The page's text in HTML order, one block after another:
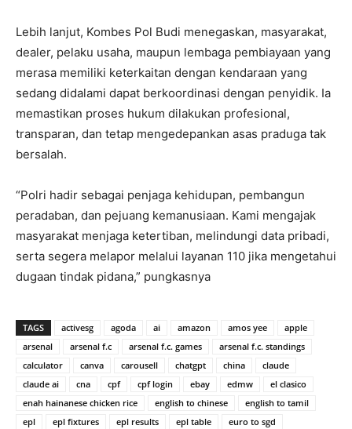
Lebih lanjut, Kombes Pol Budi menegaskan, masyarakat,
dealer, pelaku usaha, maupun lembaga pembiayaan yang
merasa memiliki keterkaitan dengan kendaraan yang
sedang didalami dapat berkoordinasi dengan penyidik. Ia
memastikan proses hukum dilakukan profesional,
transparan, dan tetap mengedepankan asas praduga tak
bersalah.
“Polri hadir sebagai penjaga kehidupan, pembangun
peradaban, dan pejuang kemanusiaan. Kami mengajak
masyarakat menjaga ketertiban, melindungi data pribadi,
serta segera melapor melalui layanan 110 jika mengetahui
dugaan tindak pidana,” pungkasnya
TAGS activesg agoda ai amazon amos yee
apple
arsenal
arsenal f.c arsenal f.c. games
arsenal f.c. standings
calculator
canva carousell chatgpt china
claude
claude ai
cna cpf cpf login ebay edmw
el clasico
enah hainanese chicken rice
english to chinese
english to tamil
epl
epl fixtures epl results epl table euro to sgd